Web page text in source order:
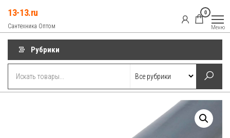
содержимому
13-13.ru
Сантехника Оптом
0
Меню
Рубрики